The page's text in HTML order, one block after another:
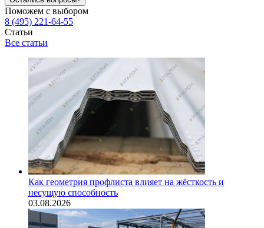
Поможем с выбором
8 (495) 221-64-55
Статьи
Все статьи
Как геометрия профлиста влияет на жёсткость и
несущую способность
03.08.2026